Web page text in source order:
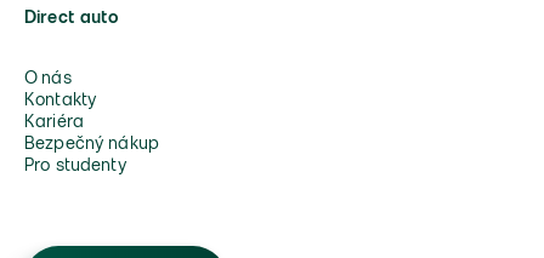
Direct auto
O nás
Kontakty
Kariéra
Bezpečný nákup
Pro studenty